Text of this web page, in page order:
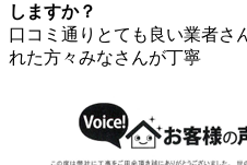
しますか？
口コミ通りとても良い業者さ
れた方々みなさんが丁寧